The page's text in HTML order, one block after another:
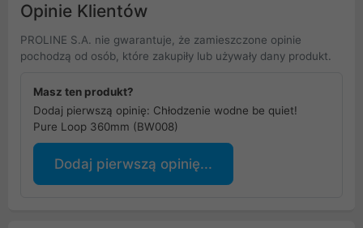
Opinie Klientów
PROLINE S.A. nie gwarantuje, że zamieszczone opinie
pochodzą od osób, które zakupiły lub używały dany produkt.
Masz ten produkt?
Dodaj pierwszą opinię: Chłodzenie wodne be quiet!
Pure Loop 360mm (BW008)
Dodaj pierwszą opinię...